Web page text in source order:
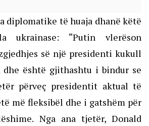
diplomatike të huaja dhanë këtë
ukrainase: “Putin vlerëson
së një presidenti kukull
është gjithashtu i bindur se
përveç presidentit aktual të
më fleksibël dhe i gatshëm për
Nga ana tjetër, Donald